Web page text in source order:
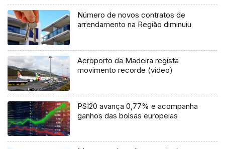
Número de novos contratos de
arrendamento na Região diminuiu
Aeroporto da Madeira regista
movimento recorde (vídeo)
PSI20 avança 0,77% e acompanha
ganhos das bolsas europeias